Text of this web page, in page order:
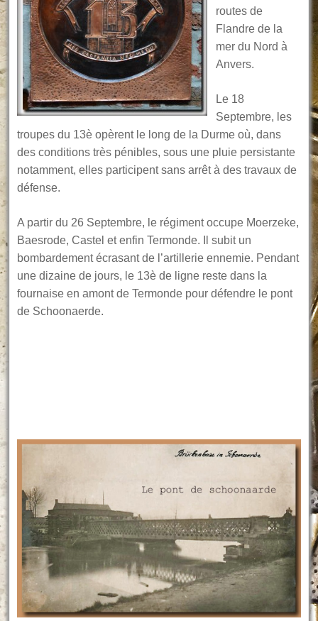
routes de
Flandre de la
mer du Nord à
Anvers.
Le 18
Septembre, les
troupes du 13è opèrent le long de la Durme où, dans
des conditions très pénibles, sous une pluie persistante
notamment, elles participent sans arrêt à des travaux de
défense.
A partir du 26 Septembre, le régiment occupe Moerzeke,
Baesrode, Castel et enfin Termonde. Il subit un
bombardement écrasant de l’artillerie ennemie. Pendant
une dizaine de jours, le 13è de ligne reste dans la
fournaise en amont de Termonde pour défendre le pont
de Schoonaerde.